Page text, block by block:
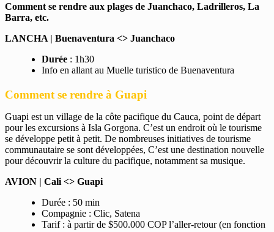
Comment se rendre aux plages de Juanchaco, Ladrilleros, La
Barra, etc.
LANCHA | Buenaventura <> Juanchaco
Durée : 1h30
Info en allant au Muelle turistico de Buenaventura
Comment se rendre à Guapi
Guapi est un village de la côte pacifique du Cauca, point de départ
pour les excursions à Isla Gorgona. C’est un endroit où le tourisme
se développe petit à petit. De nombreuses initiatives de tourisme
communautaire se sont développées, C’est une destination nouvelle
pour découvrir la culture du pacifique, notamment sa musique.
AVION | Cali <> Guapi
Durée : 50 min
Compagnie : Clic, Satena
Tarif : à partir de $500.000 COP l’aller-retour (en fonction